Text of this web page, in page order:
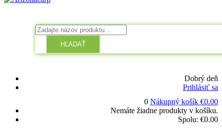
HĽADAŤ
Dobrý deň
Prihlásiť sa
0 Nákupný košík €0.00
Nemáte žiadne produkty v košíku.
Spolu: €0.00